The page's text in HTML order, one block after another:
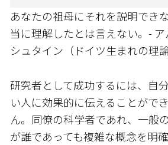
あなたの祖母にそれを説明でき
当に理解したとは言えない。-
シュタイン（ドイツ生まれの理
研究者として成功するには、自
い人に効果的に伝えることがで
ん。同僚の科学者であれ、一般
が誰であっても複雑な概念を明